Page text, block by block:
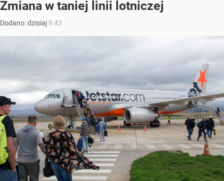
Zmiana w taniej linii lotniczej
Dodano:dzisiaj9:43